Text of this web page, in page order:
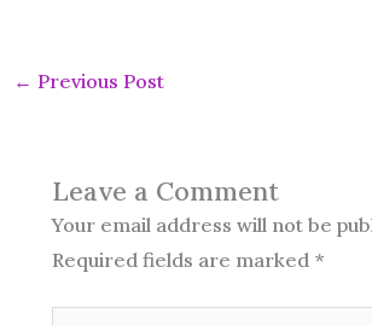
← Previous Post
Leave a Comment
Your email address will not be
Required fields are marked *